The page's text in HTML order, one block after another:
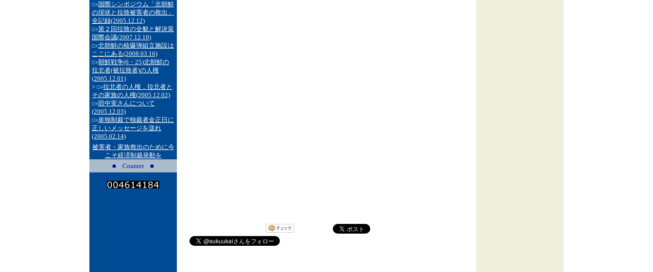
国際シンポジウム「北朝鮮
の現状と拉致被害者の救出」
全記録(2005.12.12)
第２回拉致の全貌と解決策
国際会議(2007.12.10)
北朝鮮の核爆弾組立施設は
ここにある(2008.03.16)
朝鮮戦争(6・25)北朝鮮の
拉北者(被拉致者)の人権
(2005.12.01)
>
拉北者の人権，拉北者と
その家族の人権(2005.12.02)
田中実さんについて
(2005.12.03)
単独制裁で独裁者金正日に
正しいメッセージを送れ
(2005.02.14)
被害者・家族救出のために今
こそ経済制裁発動を
■ Counter ■